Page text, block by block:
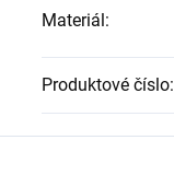
Materiál:
Produktové číslo: